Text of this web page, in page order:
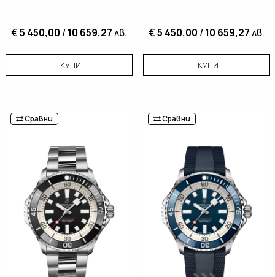
€5 450,00 /10 659,27лв.
КУПИ
€5 450,00 /10 659,27лв.
КУПИ
Сравни Сравни